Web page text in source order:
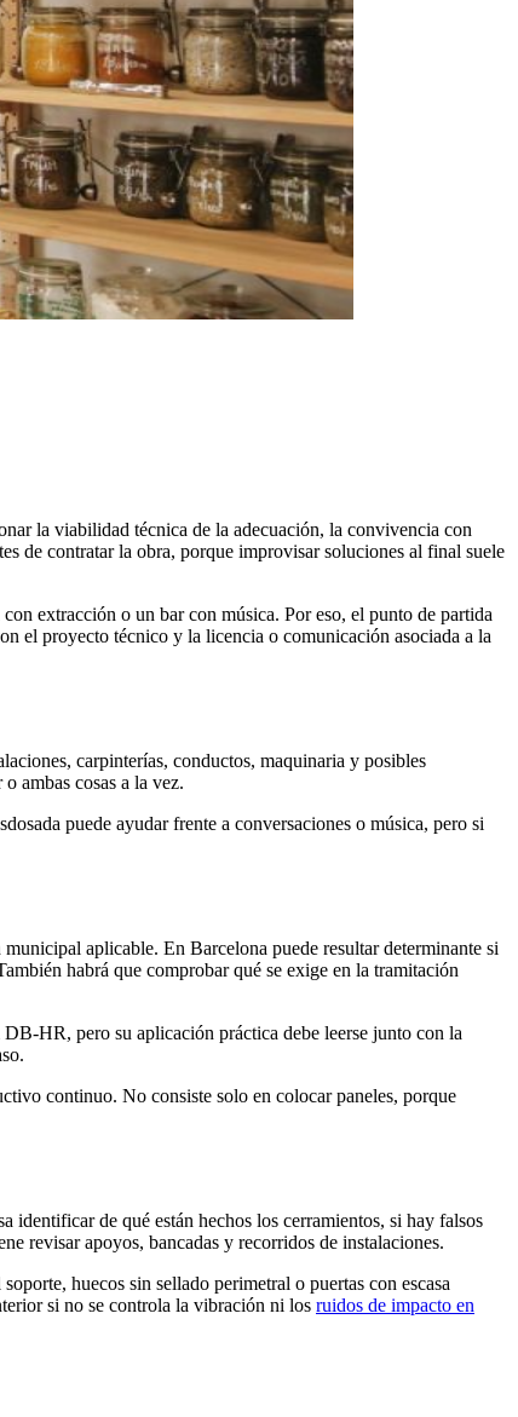
la viabilidad técnica de la adecuación, la convivencia con
de contratar la obra, porque improvisar soluciones al final suele
extracción o un bar con música. Por eso, el punto de partida
el proyecto técnico y la licencia o comunicación asociada a la
carpinterías, conductos, maquinaria y posibles
ambas cosas a la vez.
puede ayudar frente a conversaciones o música, pero si
aplicable. En Barcelona puede resultar determinante si
habrá que comprobar qué se exige en la tramitación
HR, pero su aplicación práctica debe leerse junto con la
continuo. No consiste solo en colocar paneles, porque
identificar de qué están hechos los cerramientos, si hay falsos
revisar apoyos, bancadas y recorridos de instalaciones.
huecos sin sellado perimetral o puertas con escasa
si no se controla la vibración ni los ruidos de impacto en